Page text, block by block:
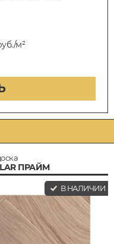
м²
ПРАЙМ
В НАЛИЧИИ